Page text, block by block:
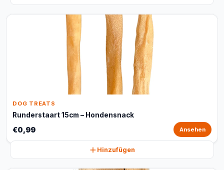
DOG TREATS
Runderstaart 15cm – Hondensnack
€0,99 Ansehen
Hinzufügen